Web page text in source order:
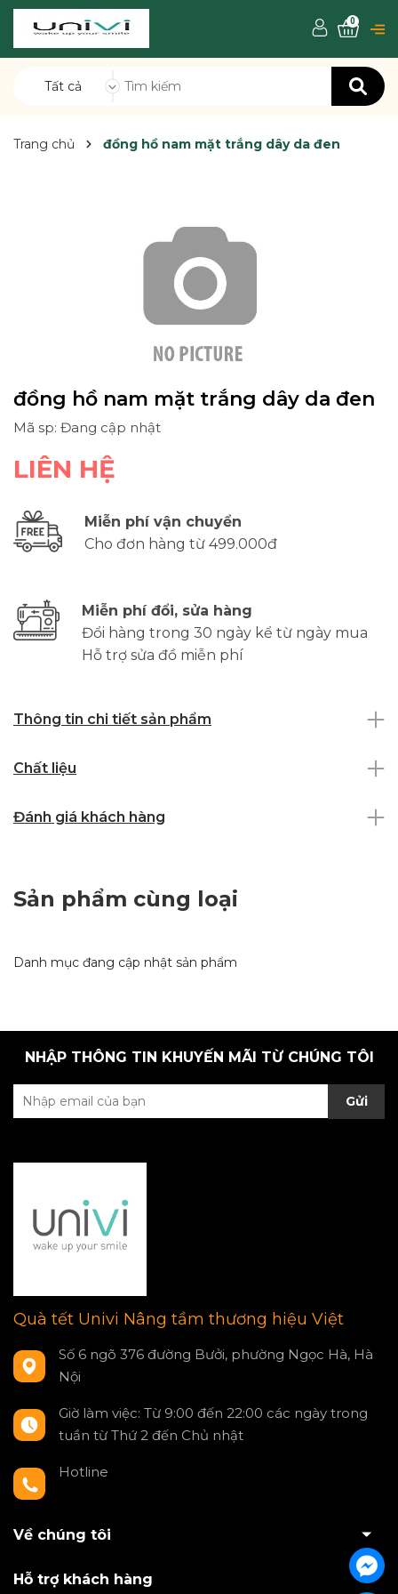
Tất cả
0
Trang chủ đồng hồ nam mặt trắng dây da đen
đồng hồ nam mặt trắng dây da đen
Mã sp: Đang cập nhật
LIÊN HỆ
Miễn phí vận chuyển
Cho đơn hàng từ 499.000đ
Miễn phí đổi, sửa hàng
Đổi hàng trong 30 ngày kể từ ngày mua
Hỗ trợ sửa đồ miễn phí
Thông tin chi tiết sản phẩm
Chất liệu
Đánh giá khách hàng
Sản phẩm cùng loại
Danh mục đang cập nhật sản phẩm
NHẬP THÔNG TIN KHUYẾN MÃI TỪ CHÚNG TÔI
Gửi
Quà tết Univi Nâng tầm thương hiệu Việt
Số 6 ngõ 376 đường Bưởi, phường Ngọc Hà, Hà
Nội
Giờ làm việc: Từ 9:00 đến 22:00 các ngày trong
tuần từ Thứ 2 đến Chủ nhật
Hotline
Về chúng tôi
Hỗ trợ khách hàng